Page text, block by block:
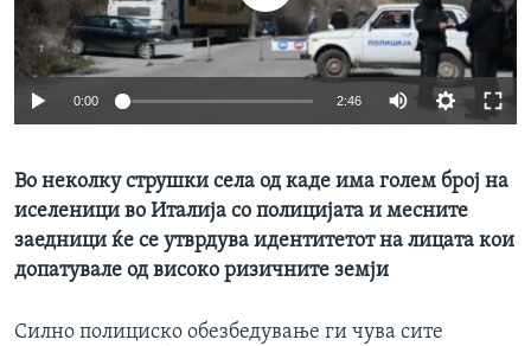
ИНТЕРВЈУА
Јазици
0:00 2:46
Во неколку струшки села од каде има голем број на
иселеници во Италија со полицијата и месните
заедници ќе се утврдува идентитетот на лицата кои
допатувале од високо ризичните земји
Силно полициско обезбедување ги чува сите